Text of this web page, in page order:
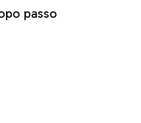
passo